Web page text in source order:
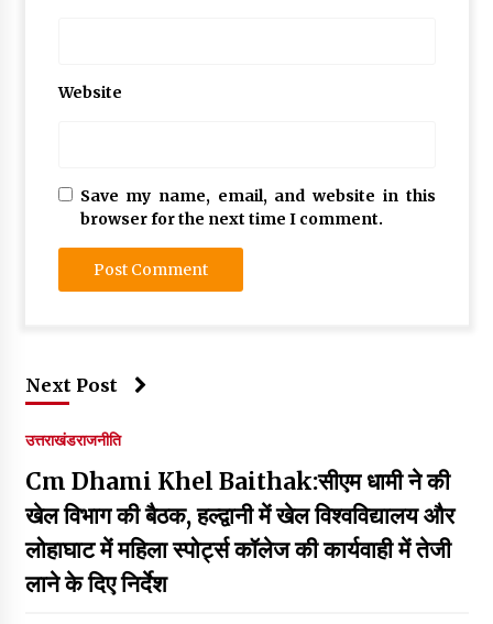
Website
Save my name, email, and website in this
browser for the next time I comment.
Next Post
उत्तराखंडराजनीति
Cm Dhami Khel Baithak:सीएम धामी ने की
खेल विभाग की बैठक, हल्द्वानी में खेल विश्वविद्यालय और
लोहाघाट में महिला स्पोर्ट्स कॉलेज की कार्यवाही में तेजी
लाने के दिए निर्देश